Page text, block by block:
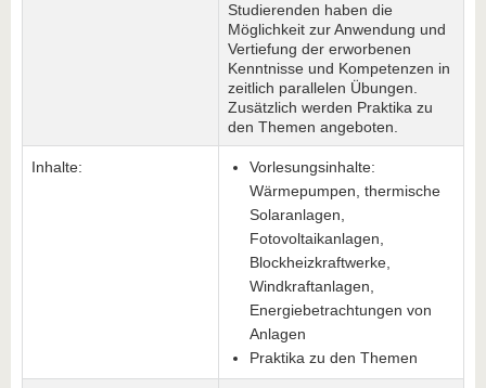
Studierenden haben die
Möglichkeit zur Anwendung und
Vertiefung der erworbenen
Kenntnisse und Kompetenzen in
zeitlich parallelen Übungen.
Zusätzlich werden Praktika zu
den Themen angeboten.
Inhalte:
Vorlesungsinhalte:
Wärmepumpen, thermische
Solaranlagen,
Fotovoltaikanlagen,
Blockheizkraftwerke,
Windkraftanlagen,
Energiebetrachtungen von
Anlagen
Praktika zu den Themen